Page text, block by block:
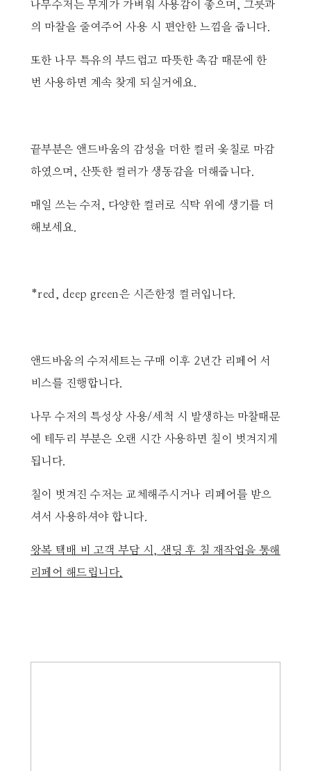
나무수저는 무게가 가벼워 사용감이 좋으며, 그릇과
의 마찰을 줄여주어 사용 시 편안한 느낌을 줍니다.
또한 나무 특유의 부드럽고 따뜻한 촉감 때문에 한
번 사용하면 계속 찾게 되실거에요.
끝부분은 앤드바움의 감성을 더한 컬러 옻칠로 마감
하였으며, 산뜻한 컬러가 생동감을 더해줍니다.
매일 쓰는 수저, 다양한 컬러로 식탁 위에 생기를 더
해보세요.
*red, deep green은 시즌한정 컬러입니다.
앤드바움의 수저세트는 구매 이후 2년간 리페어 서
비스를 진행합니다.
나무 수저의 특성상 사용/세척 시 발생하는 마찰때문
에 테두리 부분은 오랜 시간 사용하면 칠이 벗겨지게
됩니다.
칠이 벗겨진 수저는 교체해주시거나 리페어를 받으
셔서 사용하셔야 합니다.
왕복 택배 비 고객 부담 시, 샌딩 후 칠 재작업을 통해
리페어 해드립니다.